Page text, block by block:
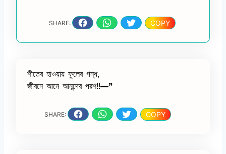
SHARE: COPY
শীতের হাওয়ায় ফুলের গন্ধ,
জীবনে আনে আনন্দের পরশ!!━❞
SHARE: COPY